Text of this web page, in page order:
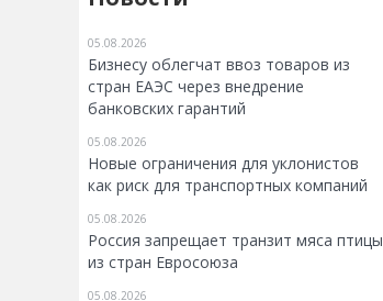
05.08.2026
Бизнесу облегчат ввоз товаров из
стран ЕАЭС через внедрение
банковских гарантий
05.08.2026
Новые ограничения для уклонистов
как риск для транспортных компаний
05.08.2026
Россия запрещает транзит мяса птицы
из стран Евросоюза
05.08.2026